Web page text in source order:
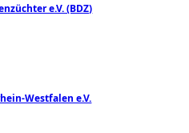
e.V. (BDZ)
Westfalen e.V.